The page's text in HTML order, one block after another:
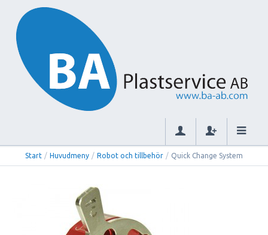
Start / Huvudmeny / Robot och tillbehör / Quick Change System